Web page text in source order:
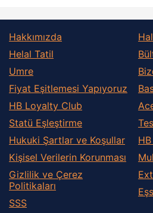
Hakkımızda
Helal Tatil
Umre
Fiyat Eşitlemesi Yapıyoruz
HB Loyalty Club
Statü Eşleştirme
Hukuki Şartlar ve Koşullar
Kişisel Verilerin Korunması
Gizlilik ve Çerez
Politikaları
SSS